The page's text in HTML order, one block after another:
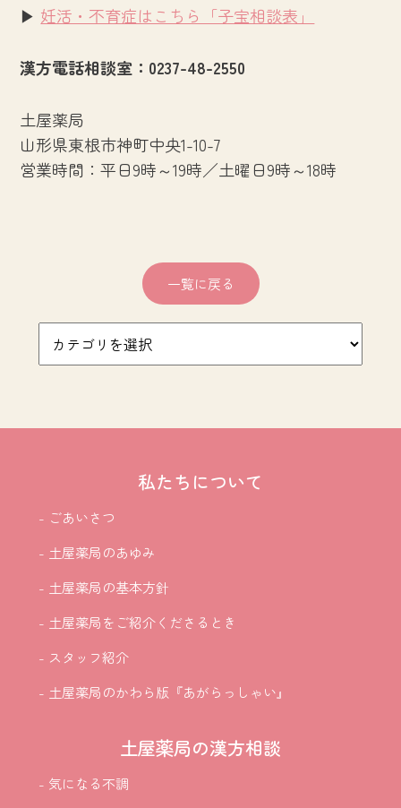
▶ 妊活・不育症はこちら「子宝相談表」
漢方電話相談室：0237-48-2550
土屋薬局
山形県東根市神町中央1-10-7
営業時間：平日9時～19時／土曜日9時～18時
一覧に戻る
私たちについて
- ごあいさつ
- 土屋薬局のあゆみ
- 土屋薬局の基本方針
- 土屋薬局をご紹介くださるとき
- スタッフ紹介
- 土屋薬局のかわら版『あがらっしゃい』
土屋薬局の漢方相談
- 気になる不調